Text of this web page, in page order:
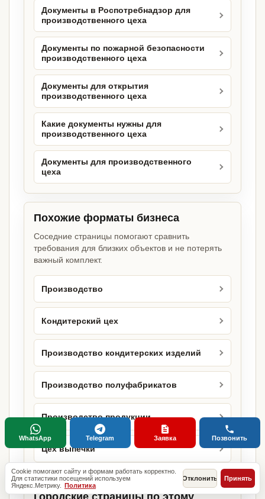
Документы в Роспотребнадзор для
производственного цеха
Документы по пожарной безопасности
производственного цеха
Документы для открытия
производственного цеха
Какие документы нужны для
производственного цеха
Документы для производственного
цеха
Похожие форматы бизнеса
Соседние страницы помогают сравнить
требования для близких объектов и не потерять
важный комплект.
Производство
Кондитерский цех
Производство кондитерских изделий
Производство полуфабрикатов
Производство продукции
Цех выпечки
Cookie помогают сайту и формам работать корректно.
Для статистики посещений используем
Яндекс.Метрику. Политика
Отклонить Принять
WhatsApp Telegram Заявка Позвонить